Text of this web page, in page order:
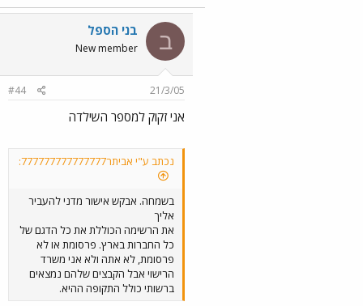
ב בני הספל
New member
21/3/05
#44
אני זקוק למספר השילדה
נכתב ע"י אביתר777777777777777:
בשמחה. אבקש אישור מדני להעביר
אליך
את הרשימה הכוללת את כל הדגם של
כל החברות בארץ. פרסומת או לא
פרסומת, לא אתה ולא אני משרד
הרישוי אבל הקבצים שלהם נמצאים
ברשותי כולל התקופה ההיא.